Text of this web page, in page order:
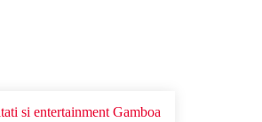
si entertainment Gamboa